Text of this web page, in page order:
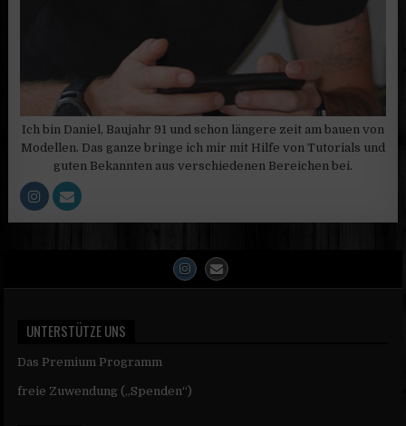
Ich bin Daniel, Baujahr 91 und schon längere zeit am bauen von
Modellen. Das ganze bringe ich mir mit Hilfe von Tutorials und
guten Bekannten aus verschiedenen Bereichen bei.
UNTERSTÜTZE UNS
Das Premium Programm
freie Zuwendung („Spenden“)